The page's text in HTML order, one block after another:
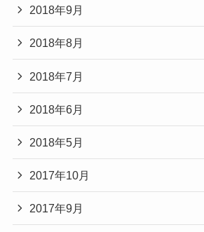
2018年9月
2018年8月
2018年7月
2018年6月
2018年5月
2017年10月
2017年9月